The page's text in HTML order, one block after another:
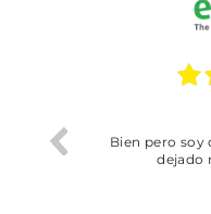
trobat
Bien pero soy
dejado